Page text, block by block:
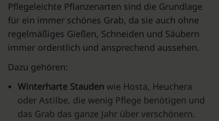
Pflegeleichte Pflanzenarten sind die Grundlage
für ein immer schönes Grab, da sie auch ohne
regelmäßiges Gießen, Schneiden und Säubern
immer ordentlich und ansprechend aussehen.
Dazu gehören:
Winterharte Stauden wie Hosta, Heuchera
oder Astilbe, die wenig Pflege benötigen und
das Grab das ganze Jahr über verschönern.